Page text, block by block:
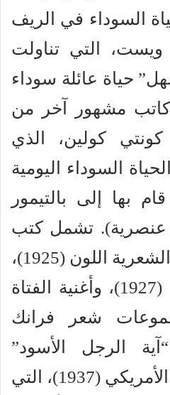
السوداء في الريف
التي تناولت
حياة عائلة سوداء
كاتب مشهور آخر من
كولين، الذي
السوداء اليومية
بها إلى بالتيمور
عنصرية). تشمل كتب
كولين المجموعات الشعرية اللون (1925)،
والشمس النحاسية (1927)، وأغنية الفتاة
مجموعات شعر فرانك
الرجل الأسود”
(1935) وأنا الزنجي الأمريكي (1937)، التي